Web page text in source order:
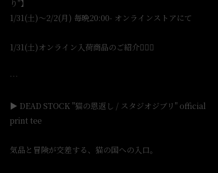
り"】
1/31(土)〜2/2(月) 毎晩20:00- オンラインストアにて
1/31(土)オンライン入荷商品のご紹介💁🏻‍♀️
…
▶︎ DEAD STOCK "猫の恩返し / スタジオジブリ" official
print tee
気品と冒険が交差する、猫の国への入口。